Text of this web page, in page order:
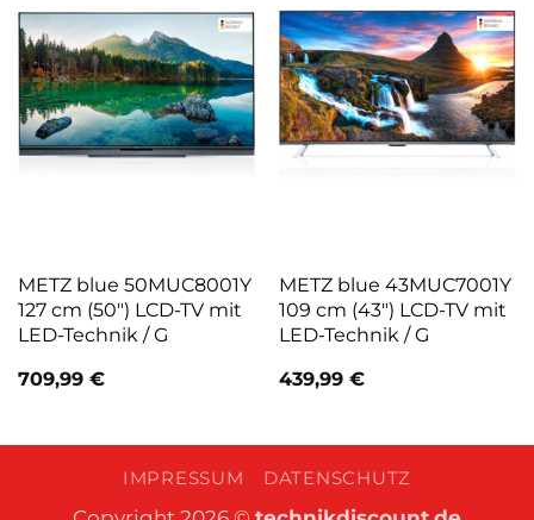
METZ blue 50MUC8001Y
127 cm (50″) LCD-TV mit
LED-Technik / G
709,99 €
METZ blue 43MUC7001Y
109 cm (43″) LCD-TV mit
LED-Technik / G
439,99 €
IMPRESSUM DATENSCHUTZ